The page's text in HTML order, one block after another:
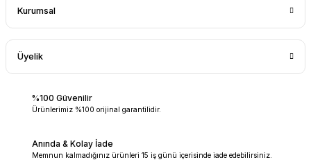
Kurumsal
Üyelik
%100 Güvenilir
Ürünlerimiz %100 orijinal garantilidir.
Anında & Kolay İade
Memnun kalmadığınız ürünleri 15 iş günü içerisinde iade edebilirsiniz.